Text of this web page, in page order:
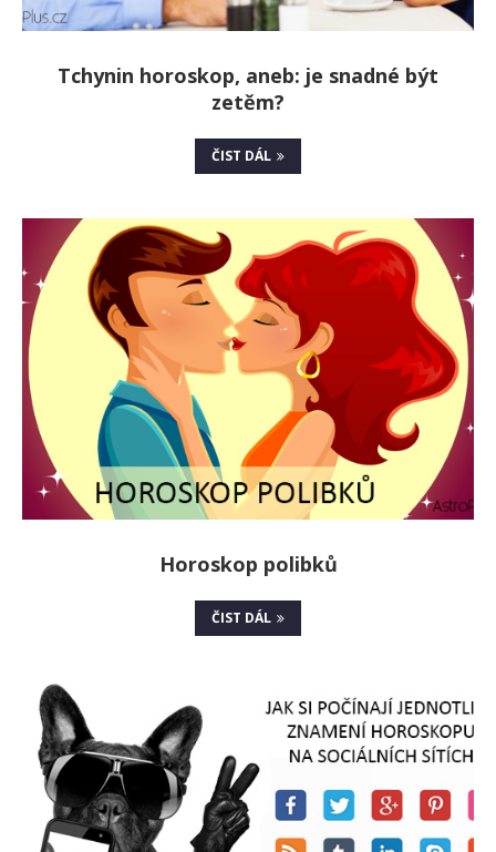
Tchynin horoskop, aneb: je snadné být
zetěm?
ČIST DÁL
Horoskop polibků
ČIST DÁL